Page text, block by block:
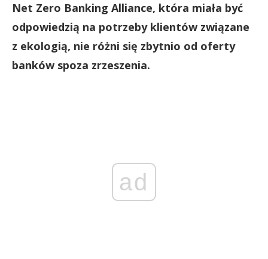
Net Zero Banking Alliance, która miała być
odpowiedzią na potrzeby klientów związane
z ekologią, nie różni się zbytnio od oferty
banków spoza zrzeszenia.
ad